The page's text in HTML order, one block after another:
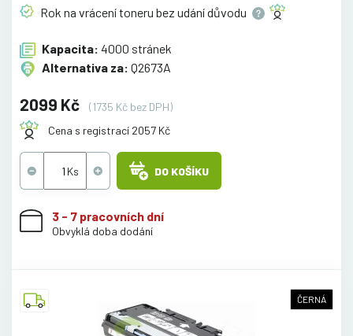
Rok na vrácení toneru bez udánídůvodu
Kapacita: 4000 stránek
Alternativa za: Q2673A
2099 Kč
(1735 Kč bez DPH)
Cena s registrací 2057 Kč
DO KOŠÍKU
3 - 7 pracovních dní
Obvyklá doba dodání
ČERNÁ